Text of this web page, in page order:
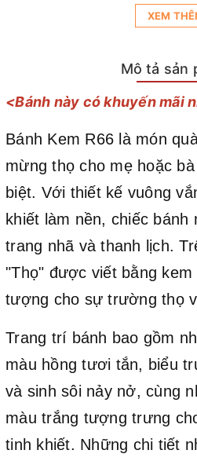
XEM
Mô tả sản
<Bánh này có khuyến mãi
Bánh Kem R66 là món
mừng thọ cho mẹ hoặc
biệt. Với thiết kế vuông
khiết làm nền, chiếc bánh
trang nhã và thanh lịch.
"Thọ" được viết bằng kem
tượng cho sự trường thọ
Trang trí bánh bao gồm
màu hồng tươi tắn, biểu
và sinh sôi nảy nở, cùng
màu trắng tượng trưng
tinh khiết. Những chi tiết